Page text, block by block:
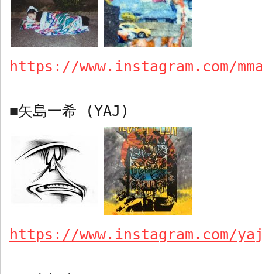
https://www.instagram.com/
■矢島一希 (YAJ)
https://www.instagram.com/